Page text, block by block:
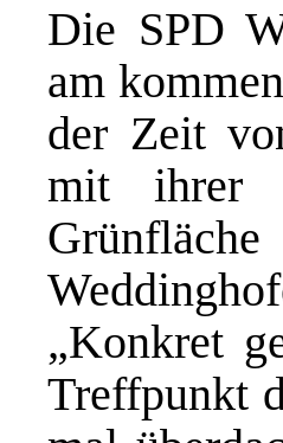
Die SPD
am
der Zeit
mit ihrer
„Konkret
Treffpunkt